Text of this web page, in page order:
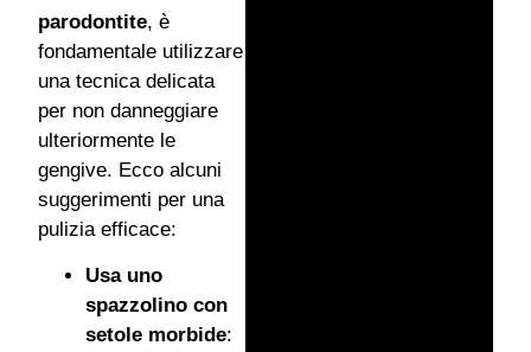
parodontite, è
fondamentale utilizzare
una tecnica delicata
per non danneggiare
ulteriormente le
gengive. Ecco alcuni
suggerimenti per una
pulizia efficace:
Usa uno
spazzolino con
setole morbide: